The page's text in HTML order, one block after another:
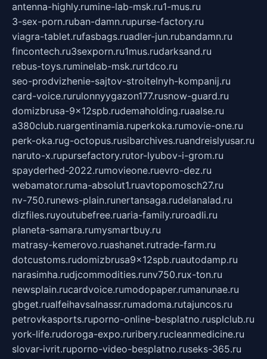
antenna-highly.rumine-lab-msk.ru1-mus.ru
3-sex-porn.ruban-damn.rupurse-factory.ru
viagra-tablet.rufasbags.ruadler-jun.rubandamn.ru
fincontech.ru3sexporn.ru1mus.rudarksand.ru
rebus-toys.ruminelab-msk.rurtdco.ru
seo-prodvizhenie-sajtov-stroitelnyh-kompanij.ru
card-voice.rurulonnyygazon177.rusnow-guard.ru
domizbrusa-9x12spb.rudemaholding.ruaalse.ru
a380club.ruargentinamia.ruperkoka.rumovie-one.ru
perk-oka.rug-octopus.rusibarchives.ruandreislyusar.ru
naruto-x.rupursefactory.rutor-lyubov-i-grom.ru
spayderhed-2022.rumovieone.ruevro-dez.ru
webamator.ruma-absolut1.ruavtopomosch27.ru
nv-750.runews-plain.runertansaga.rudelanalad.ru
dizfiles.ruyoutubefree.ruaria-family.ruroadli.ru
planeta-samara.rumysmartbuy.ru
matrasy-kemerovo.ruashanet.rutrade-farm.ru
dotcustoms.rudomizbrusa9x12spb.ruautodamp.ru
narasimha.rudjcommodities.runv750.rux-ton.ru
newsplain.rucardvoice.rumodopaper.rumanunae.ru
gbget.rualfeihavsalnassr.rumadoma.rutajuncos.ru
petrovkasports.ruporno-online-besplatno.rusplclub.ru
york-life.rudoroga-expo.ruribery.rucleanmedicine.ru
slovar-ivrit.ruporno-video-besplatno.ruseks-365.ru